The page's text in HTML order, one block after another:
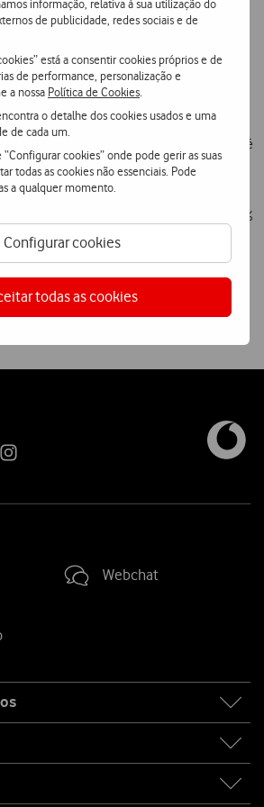
informação, relativa à sua utilização do
de publicidade, redes sociais e de
está a consentir cookies próprios e de
de performance, personalização e
a nossa Política de Cookies
o detalhe dos cookies usados e uma
de cada um.
cookies” onde pode gerir as suas
todas as cookies não essenciais. Pode
a qualquer momento.
Configurar cookies
todas as cookies
dos momentos mais divertidos
é conseguido com o disparo em
Segundos depois, um programa compila
é uma Yorn 360º.
disponível para os fãs de cinema de terror
na Avenida da Liberdade, em frente
Lisboa. Depois de captada, cada fotografia é
Facebook pelos participantes, com
ainda uma oferta exclusiva: desconto de 50%
por dia, durante a 10.ª edição do Festival
de Terror de Lisboa no Cinema São Jorge e
Webchat